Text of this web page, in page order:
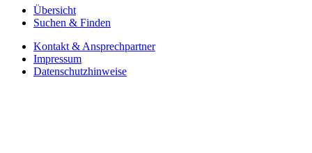
Übersicht
Suchen & Finden
Kontakt & Ansprechpartner
Impressum
Datenschutzhinweise